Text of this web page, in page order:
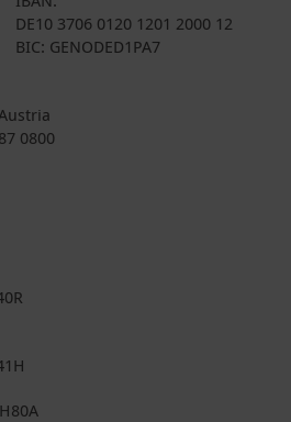
DE10 3706 0120 1201 2000 12
BIC: GENODED1PA7
0800